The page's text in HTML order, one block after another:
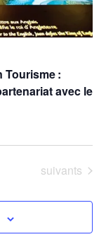
Tourisme :
avec le
Évènements
suivants